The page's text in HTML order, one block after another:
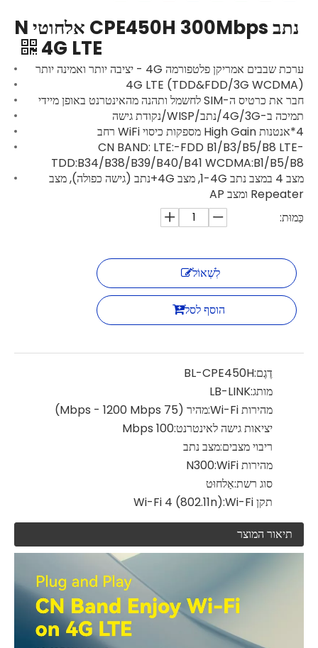
נתב CPE450H 300Mbps אלחוטי N
4G LTE
ערכת שבבים אמריקן פלטפורמה 4G - יציבה יותר ואמינה יותר
4G LTE (TDD&FDD/3G WCDMA)
חבר את כרטיס ה-SIM לחשמל ותהנה מהאינטרנט באופן מיידי
תמיכה ב-4G/3G/נתב/WISP/נקודת גישה
4*אנטנות High Gain מספקות כיסוי WiFi רחב
CN BAND: LTE:-FDD B1/B3/B5/B8 LTE-
TDD:B34/B38/B39/B40/B41 WCDMA:B1/B5/B8
מצב 4 במצב נתב 1-4G, מצב 4G+נתב (גישה כפולה), מצב
Repeater ומצב AP
כַּמוּת:
לִשְׁאוֹל
הוסף לסל
דֶגֶם:BL-CPE450H
מותג:LB-LINK
מהירות Wi-Fi:
מהיר (75 Mbps - 1200 Mbps)
יציאות גישה לאינטרנט:100 Mbps
ריבוי מצבים:מצב נתב
מהירות WiFi:
N300
סוג רשת:אַלחוּט
תקן Wi-Fi:
Wi-Fi 4 (802.11n)
תיאור המוצר